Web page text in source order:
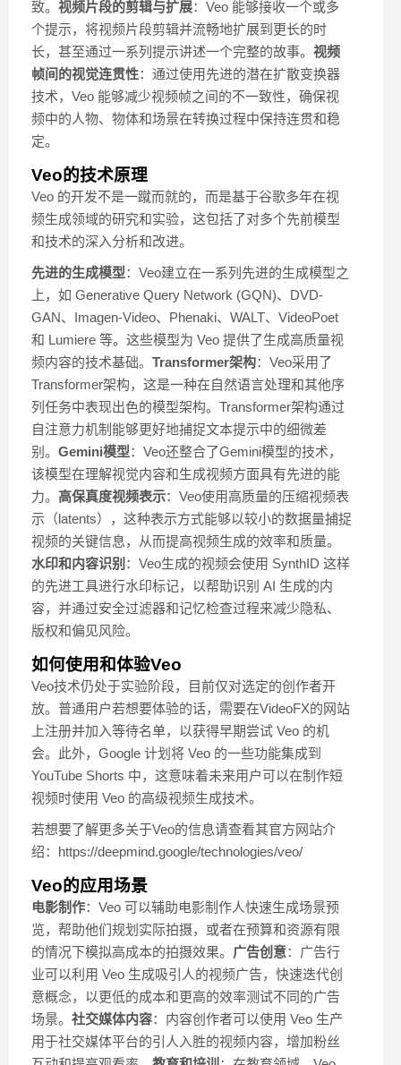
致。 视频片段的剪辑与扩展：Veo 能够接收一个或多
个提示，将视频片段剪辑并流畅地扩展到更长的时
长，甚至通过一系列提示讲述一个完整的故事。 视频
帧间的视觉连贯性：通过使用先进的潜在扩散变换器
技术，Veo 能够减少视频帧之间的不一致性，确保视
频中的人物、物体和场景在转换过程中保持连贯和稳
定。
Veo的技术原理
Veo 的开发不是一蹴而就的，而是基于谷歌多年在视
频生成领域的研究和实验，这包括了对多个先前模型
和技术的深入分析和改进。
先进的生成模型：Veo建立在一系列先进的生成模型之
上，如 Generative Query Network (GQN)、DVD-
GAN、Imagen-Video、Phenaki、WALT、VideoPoet
和 Lumiere 等。这些模型为 Veo 提供了生成高质量视
频内容的技术基础。 Transformer架构：Veo采用了
Transformer架构，这是一种在自然语言处理和其他序
列任务中表现出色的模型架构。Transformer架构通过
自注意力机制能够更好地捕捉文本提示中的细微差
别。 Gemini模型：Veo还整合了Gemini模型的技术，
该模型在理解视觉内容和生成视频方面具有先进的能
力。 高保真度视频表示：Veo使用高质量的压缩视频表
示（latents），这种表示方式能够以较小的数据量捕捉
视频的关键信息，从而提高视频生成的效率和质量。
水印和内容识别 ：Veo生成的视频会使用 SynthID 这样
的先进工具进行水印标记，以帮助识别 AI 生成的内
容，并通过安全过滤器和记忆检查过程来减少隐私、
版权和偏见风险。
如何使用和体验Veo
Veo技术仍处于实验阶段，目前仅对选定的创作者开
放。普通用户若想要体验的话，需要在VideoFX的网站
上注册并加入等待名单，以获得早期尝试 Veo 的机
会。此外，Google 计划将 Veo 的一些功能集成到
YouTube Shorts 中，这意味着未来用户可以在制作短
视频时使用 Veo 的高级视频生成技术。
若想要了解更多关于Veo的信息请查看其官方网站介
绍：https://deepmind.google/technologies/veo/
Veo的应用场景
电影制作：Veo 可以辅助电影制作人快速生成场景预
览，帮助他们规划实际拍摄，或者在预算和资源有限
的情况下模拟高成本的拍摄效果。 广告创意：广告行
业可以利用 Veo 生成吸引人的视频广告，快速迭代创
意概念，以更低的成本和更高的效率测试不同的广告
场景。 社交媒体内容：内容创作者可以使用 Veo 生产
用于社交媒体平台的引人入胜的视频内容，增加粉丝